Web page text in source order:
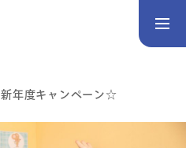
新年度キャンペーン☆